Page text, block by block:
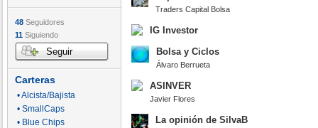
48 Seguidores
11 Siguiendo
Seguir
Carteras
• Alcista/Bajista
• SmallCaps
• Blue Chips
Traders Capital Bolsa
IG Investor
Bolsa y Ciclos
Álvaro Berrueta
ASINVER
Javier Flores
La opinión de SilvaB